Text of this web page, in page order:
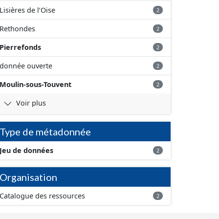
Lisières de l’Oise 2
Rethondes 2
Pierrefonds 2
donnée ouverte 2
Moulin-sous-Touvent 2
Voir plus
Type de métadonnée
Jeu de données 2
Organisation
Catalogue des ressources 2